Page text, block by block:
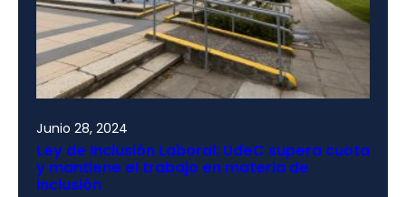
Junio 28, 2024
Ley de Inclusión Laboral: UdeC supera cuota
y mantiene el trabajo en materia de
inclusión